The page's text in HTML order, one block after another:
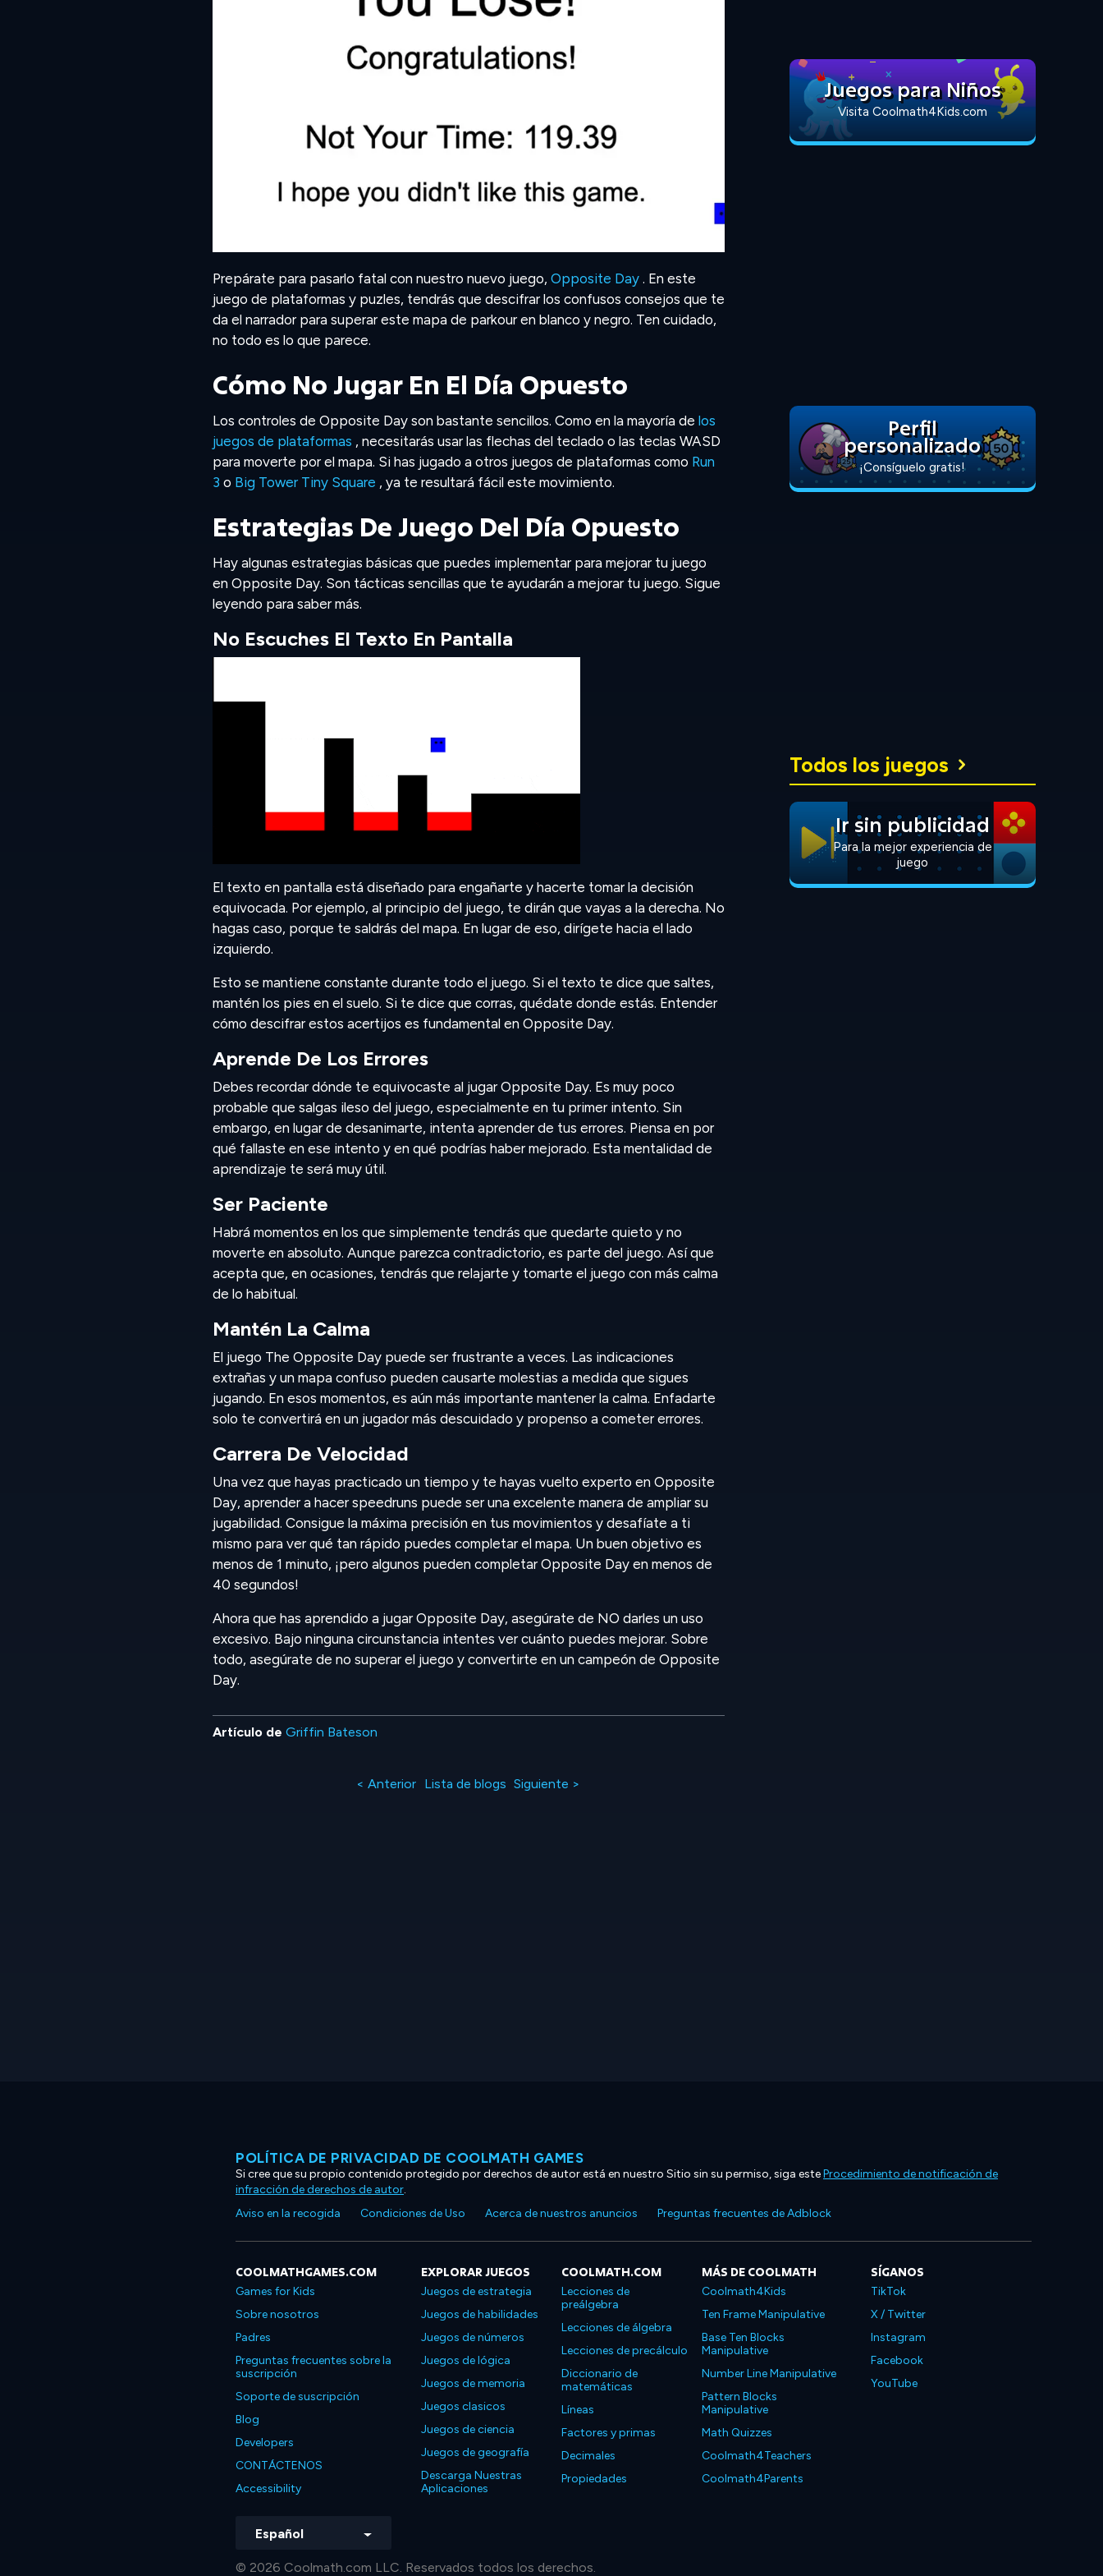
Prepárate para pasarlo fatal con nuestro nuevo juego, Opposite Day. En este
juego de plataformas y puzles, tendrás que descifrar los confusos consejos que te
da el narrador para superar este mapa de parkour en blanco y negro. Ten cuidado,
no todo es lo que parece.
Cómo No Jugar En El Día Opuesto
Los controles de Opposite Day son bastante sencillos. Como en la mayoría de los
juegos de plataformas , necesitarás usar las flechas del teclado o las teclas WASD
para moverte por el mapa. Si has jugado a otros juegos de plataformas como Run
3 o Big Tower Tiny Square , ya te resultará fácil este movimiento.
Estrategias De Juego Del Día Opuesto
Hay algunas estrategias básicas que puedes implementar para mejorar tu juego
en Opposite Day. Son tácticas sencillas que te ayudarán a mejorar tu juego. Sigue
leyendo para saber más.
No Escuches El Texto En Pantalla
El texto en pantalla está diseñado para engañarte y hacerte tomar la decisión
equivocada. Por ejemplo, al principio del juego, te dirán que vayas a la derecha. No
hagas caso, porque te saldrás del mapa. En lugar de eso, dirígete hacia el lado
izquierdo.
Esto se mantiene constante durante todo el juego. Si el texto te dice que saltes,
mantén los pies en el suelo. Si te dice que corras, quédate donde estás. Entender
cómo descifrar estos acertijos es fundamental en Opposite Day.
Aprende De Los Errores
Debes recordar dónde te equivocaste al jugar Opposite Day. Es muy poco
probable que salgas ileso del juego, especialmente en tu primer intento. Sin
embargo, en lugar de desanimarte, intenta aprender de tus errores. Piensa en por
qué fallaste en ese intento y en qué podrías haber mejorado. Esta mentalidad de
aprendizaje te será muy útil.
Ser Paciente
Habrá momentos en los que simplemente tendrás que quedarte quieto y no
moverte en absoluto. Aunque parezca contradictorio, es parte del juego. Así que
acepta que, en ocasiones, tendrás que relajarte y tomarte el juego con más calma
de lo habitual.
Mantén La Calma
El juego The Opposite Day puede ser frustrante a veces. Las indicaciones
extrañas y un mapa confuso pueden causarte molestias a medida que sigues
jugando. En esos momentos, es aún más importante mantener la calma. Enfadarte
solo te convertirá en un jugador más descuidado y propenso a cometer errores.
Carrera De Velocidad
Una vez que hayas practicado un tiempo y te hayas vuelto experto en Opposite
Day, aprender a hacer speedruns puede ser una excelente manera de ampliar su
jugabilidad. Consigue la máxima precisión en tus movimientos y desafíate a ti
mismo para ver qué tan rápido puedes completar el mapa. Un buen objetivo es
menos de 1 minuto, ¡pero algunos pueden completar Opposite Day en menos de
40 segundos!
Ahora que has aprendido a jugar Opposite Day, asegúrate de NO darles un uso
excesivo. Bajo ninguna circunstancia intentes ver cuánto puedes mejorar. Sobre
todo, asegúrate de no superar el juego y convertirte en un campeón de Opposite
Day.
Artículo de Griffin Bateson
< Anterior Lista de blogs Siguiente >
Juegos para Niños
Visita Coolmath4Kids.com
Perfil
personalizado
¡Consíguelo gratis!
Todos los juegos
Ir sin publicidad
Para la mejor experiencia de
juego
POLÍTICA DE PRIVACIDAD DE COOLMATH GAMES
Si cree que su propio contenido protegido por derechos de autor está en nuestro Sitio sin su permiso, siga esteProcedimiento de notificación de
infracción de derechos de autor.
Aviso en la recogida
Condiciones de Uso Acerca de nuestros anuncios Preguntas frecuentes de Adblock
COOLMATHGAMES.COM
Games for Kids
Sobre nosotros
Padres
Preguntas frecuentes sobre la
suscripción
Soporte de suscripción
Blog
Developers
CONTÁCTENOS
Accessibility
EXPLORAR JUEGOS
Juegos de estrategia
Juegos de habilidades
Juegos de números
Juegos de lógica
Juegos de memoria
Juegos clasicos
Juegos de ciencia
Juegos de geografía
Descarga Nuestras
Aplicaciones
COOLMATH.COM
Lecciones de
preálgebra
Lecciones de álgebra
Lecciones de precálculo
Diccionario de
matemáticas
Líneas
Factores y primas
Decimales
Propiedades
MÁS DE COOLMATH
Coolmath4Kids
Ten Frame Manipulative
Base Ten Blocks
Manipulative
Number Line Manipulative
Pattern Blocks
Manipulative
Math Quizzes
Coolmath4Teachers
Coolmath4Parents
SÍGANOS
TikTok
X / Twitter
Instagram
Facebook
YouTube
Español
© 2026 Coolmath.com LLC. Reservados todos los derechos.